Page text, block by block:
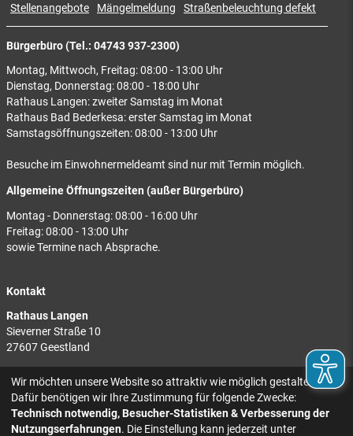
Bürgerbüro (Tel.: 04743 937-2300)
Montag, Mittwoch, Freitag: 08:00 - 13:00 Uhr
Dienstag, Donnerstag: 08:00 - 18:00 Uhr
Rathaus Langen: zweiter Samstag im Monat
Rathaus Bad Bederkesa: erster Samstag im Monat
Samstagsöffnungszeiten: 08:00 - 13:00 Uhr
Besuche im Einwohnermeldeamt sind nur mit Termin möglich.
Allgemeine Öffnungszeiten (außer Bürgerbüro)
Montag - Donnerstag: 08:00 - 16:00 Uhr
Freitag: 08:00 - 13:00 Uhr
sowie Termine nach Absprache.
Kontakt
Rathaus Langen
Sieverner Straße 10
27607 Geestland
Rathaus Bad Bederkesa
Am Markt 8
27624 Geestland
Stellenangebote
Mängelmeldung Straßenbeleuchtung defekt
Wir möchten unsere Website so attraktiv wie möglich gestalten.
Dafür benötigen wir Ihre Zustimmung für folgende Zwecke:
Technisch notwendig, Besucher-Statistiken & Verbesserung der
Nutzungserfahrungen. Die Einstellung kann jederzeit unter